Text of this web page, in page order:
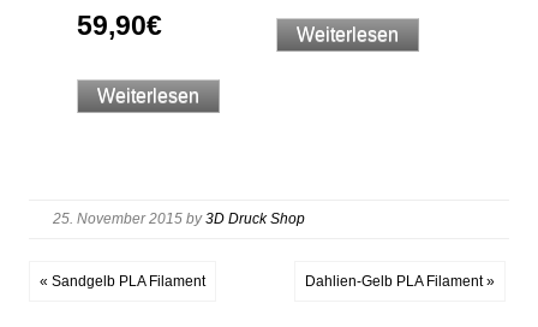
59,90€
Weiterlesen
Weiterlesen
25. November 2015 by3D Druck Shop
« Sandgelb PLA Filament Dahlien-Gelb PLA Filament »